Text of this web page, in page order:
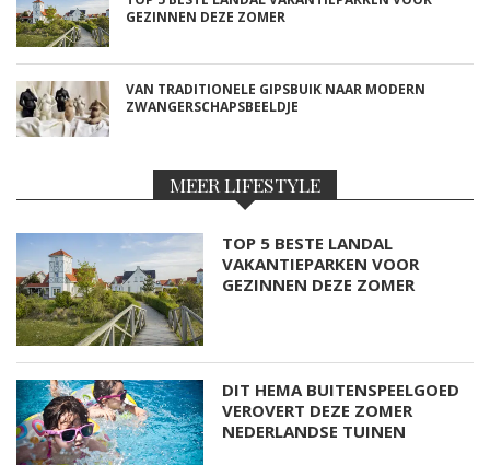
GEZINNEN DEZE ZOMER
VAN TRADITIONELE GIPSBUIK NAAR MODERN
ZWANGERSCHAPSBEELDJE
MEER LIFESTYLE
TOP 5 BESTE LANDAL
VAKANTIEPARKEN VOOR
GEZINNEN DEZE ZOMER
DIT HEMA BUITENSPEELGOED
VEROVERT DEZE ZOMER
NEDERLANDSE TUINEN